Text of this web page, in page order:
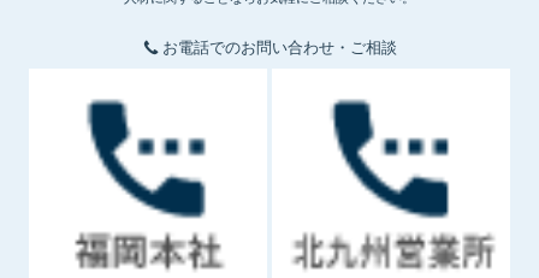
お電話でのお問い合わせ・ご相談